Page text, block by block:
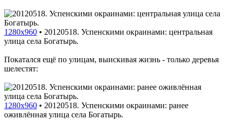
1280x960 • 20120518. Успенскими окраинами: центральная
улица села Богатырь.
Покатался ещё по улицам, выискивая жизнь - только деревья
шелестят:
1280x960 • 20120518. Успенскими окраинами: ранее
оживлённая улица села Богатырь.